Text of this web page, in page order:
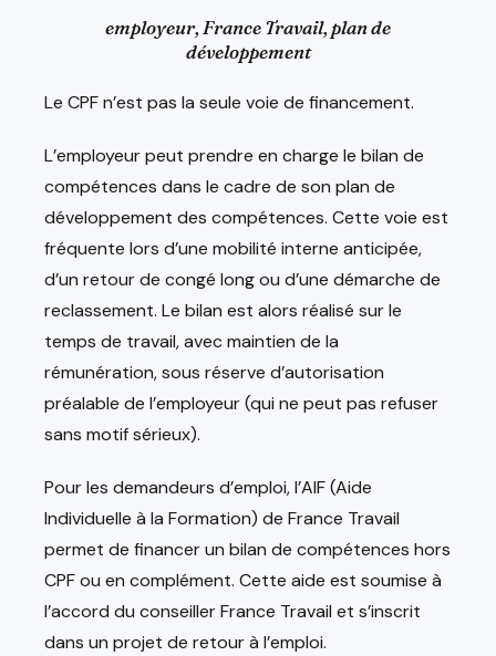
employeur, France Travail, plan de
développement
Le CPF n’est pas la seule voie de financement.
L’employeur peut prendre en charge le bilan de
compétences dans le cadre de son plan de
développement des compétences. Cette voie est
fréquente lors d’une mobilité interne anticipée,
d’un retour de congé long ou d’une démarche de
reclassement. Le bilan est alors réalisé sur le
temps de travail, avec maintien de la
rémunération, sous réserve d’autorisation
préalable de l’employeur (qui ne peut pas refuser
sans motif sérieux).
Pour les demandeurs d’emploi, l’AIF (Aide
Individuelle à la Formation) de France Travail
permet de financer un bilan de compétences hors
CPF ou en complément. Cette aide est soumise à
l’accord du conseiller France Travail et s’inscrit
dans un projet de retour à l’emploi.